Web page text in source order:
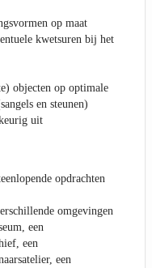
op maat
kwetsuren bij het
objecten op optimale
en steunen)
uit
opdrachten
omgevingen
een
een
een